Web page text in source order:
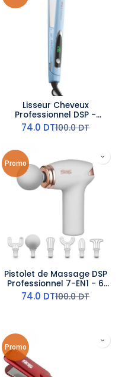
Lisseur Cheveux
Professionnel DSP -
Plaques Titane 25mm -
1280°F - Bleu Ciel
74.0 DT100.0DT
Promo
Pistolet de Massage DSP
Professionnel 7-EN1 - 6
Vitesses Blanc
74.0 DT100.0DT
Promo